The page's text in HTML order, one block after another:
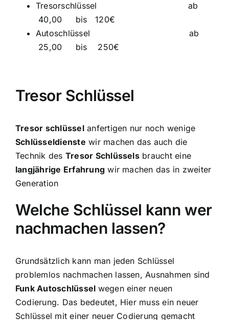
Tresorschlüssel ab
40,00 bis 120€
Autoschlüssel ab
25,00 bis 250€
Tresor Schlüssel
Tresor schlüsselanfertigen nur noch wenige
Schlüsseldienste wir machen das auch die
Technik des Tresor Schlüsselsbraucht eine
langjährige Erfahrung wir machen das in zweiter
Generation
Welche Schlüssel kann wer
nachmachen lassen?
Grundsätzlich kann man jeden Schlüssel
problemlos nachmachen lassen, Ausnahmen sind
Funk Autoschlüssel wegen einer neuen
Codierung. Das bedeutet, Hier muss ein neuer
Schlüssel mit einer neuer Codierung gemacht